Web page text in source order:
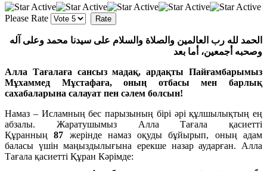
Please Rate
الحمد لله رب العالمين والصلاة والسلام على سيدنا محمد وعلى آله
وصحبه أجمعين، أما بعد
Алла Тағалаға сансыз мадақ, ардақты Пайғамбарымыз
Мұхаммед Мұстафаға, оның отбасы мен барлық
сахабаларына салауат пен сәлем болсын!
Намаз – Исламның бес парызының бірі әрі құлшылықтың ең
абзалы. Жаратушымыз Алла Тағала қасиетті
Құранның87 жерінде намаз оқуды бұйырып, оның адам
баласы үшін маңыздылығына ерекше назар аударған. Алла
Тағала қасиетті Құран Кәрімде: